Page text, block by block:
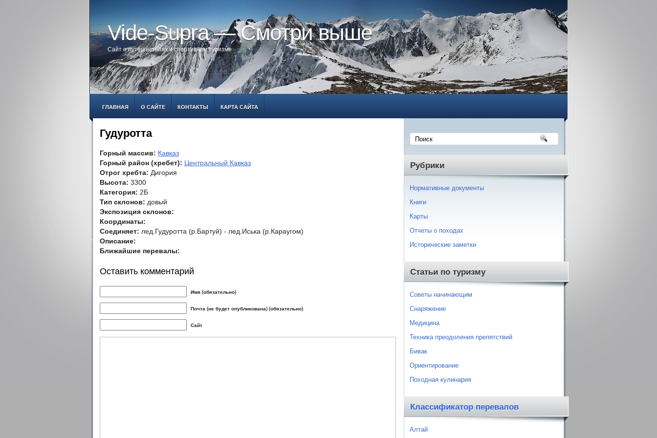
Vide-Supra — Смотри выше
Сайт о путешествиях и спортивном туризме
ГЛАВНАЯ О САЙТЕ КОНТАКТЫ КАРТА САЙТА
Гудуротта
Горный массив: Кавказ
Горный район (хребет): Центральный Кавказ
Отрог хребта: Дигория
Высота: 3300
Категория: 2Б
Тип склонов: довый
Экспозиция склонов:
Координаты:
Соединяет: лед.Гудуротта (р.Бартуй) - лед.Иська (р.Караугом)
Описание:
Ближайшие перевалы:
Оставить комментарий
Имя (обязательно)
Почта (не будет опубликована) (обязательно)
Сайт
Рубрики
Нормативные документы
Книги
Карты
Отчеты о походах
Исторические заметки
Статьи по туризму
Советы начинающим
Снаряжение
Медицина
Техника преодоления препятствий
Бивак
Ориентирование
Походная кулинария
Классификатор перевалов
Алтай